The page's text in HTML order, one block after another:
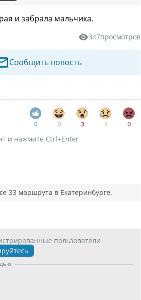
и забрала мальчика.
347просмотров
Сообщить новость
0 0 3 1 0
и нажмите Ctrl+Enter
33 маршрута в Екатеринбурге,
пользователи